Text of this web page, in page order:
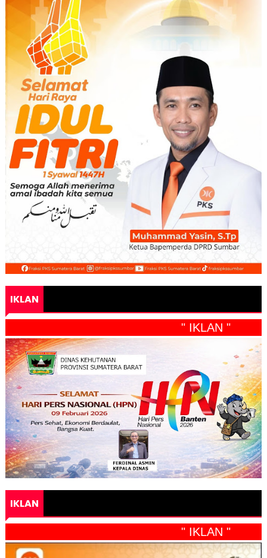
IKLAN
" IKLAN "
IKLAN
" IKLAN "